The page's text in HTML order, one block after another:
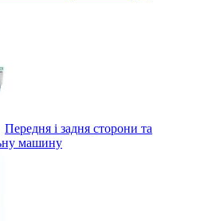
Передня і задня сторони та
машину